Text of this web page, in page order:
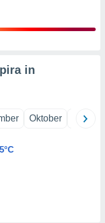
in
Oktober